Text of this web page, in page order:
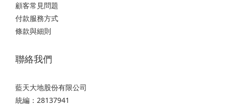
顧客常見問題
付款服務方式
條款與細則
聯絡我們
藍天大地股份有限公司
統編：28137941